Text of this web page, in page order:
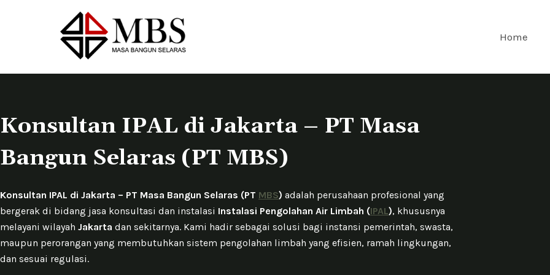
t
o
t
Home
Konsultan IPAL di Jakarta – PT Masa
Bangun Selaras (PT MBS)
Konsultan IPAL di Jakarta – PT Masa Bangun Selaras (PT MBS) adalah perusahaan profesional yang
bergerak di bidang jasa konsultasi dan instalasi Instalasi Pengolahan Air Limbah (IPAL), khususnya
melayani wilayah Jakarta dan sekitarnya. Kami hadir sebagai solusi bagi instansi pemerintah, swasta,
maupun perorangan yang membutuhkan sistem pengolahan limbah yang efisien, ramah lingkungan,
dan sesuai regulasi.